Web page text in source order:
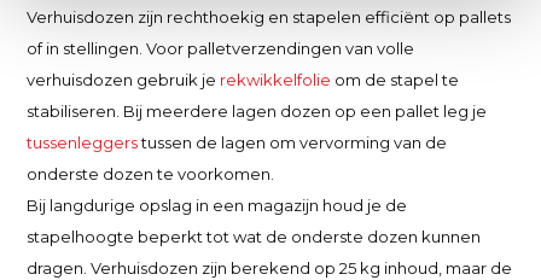
Verhuisdozen zijn rechthoekig en stapelen efficiënt op pallets
of in stellingen. Voor palletverzendingen van volle
verhuisdozen gebruik je rekwikkelfolie om de stapel te
stabiliseren. Bij meerdere lagen dozen op een pallet leg je
tussenleggerstussen de lagen om vervorming van de
onderste dozen te voorkomen.
Bij langdurige opslag in een magazijn houd je de
stapelhoogte beperkt tot wat de onderste dozen kunnen
dragen. Verhuisdozen zijn berekend op 25 kg inhoud, maar de